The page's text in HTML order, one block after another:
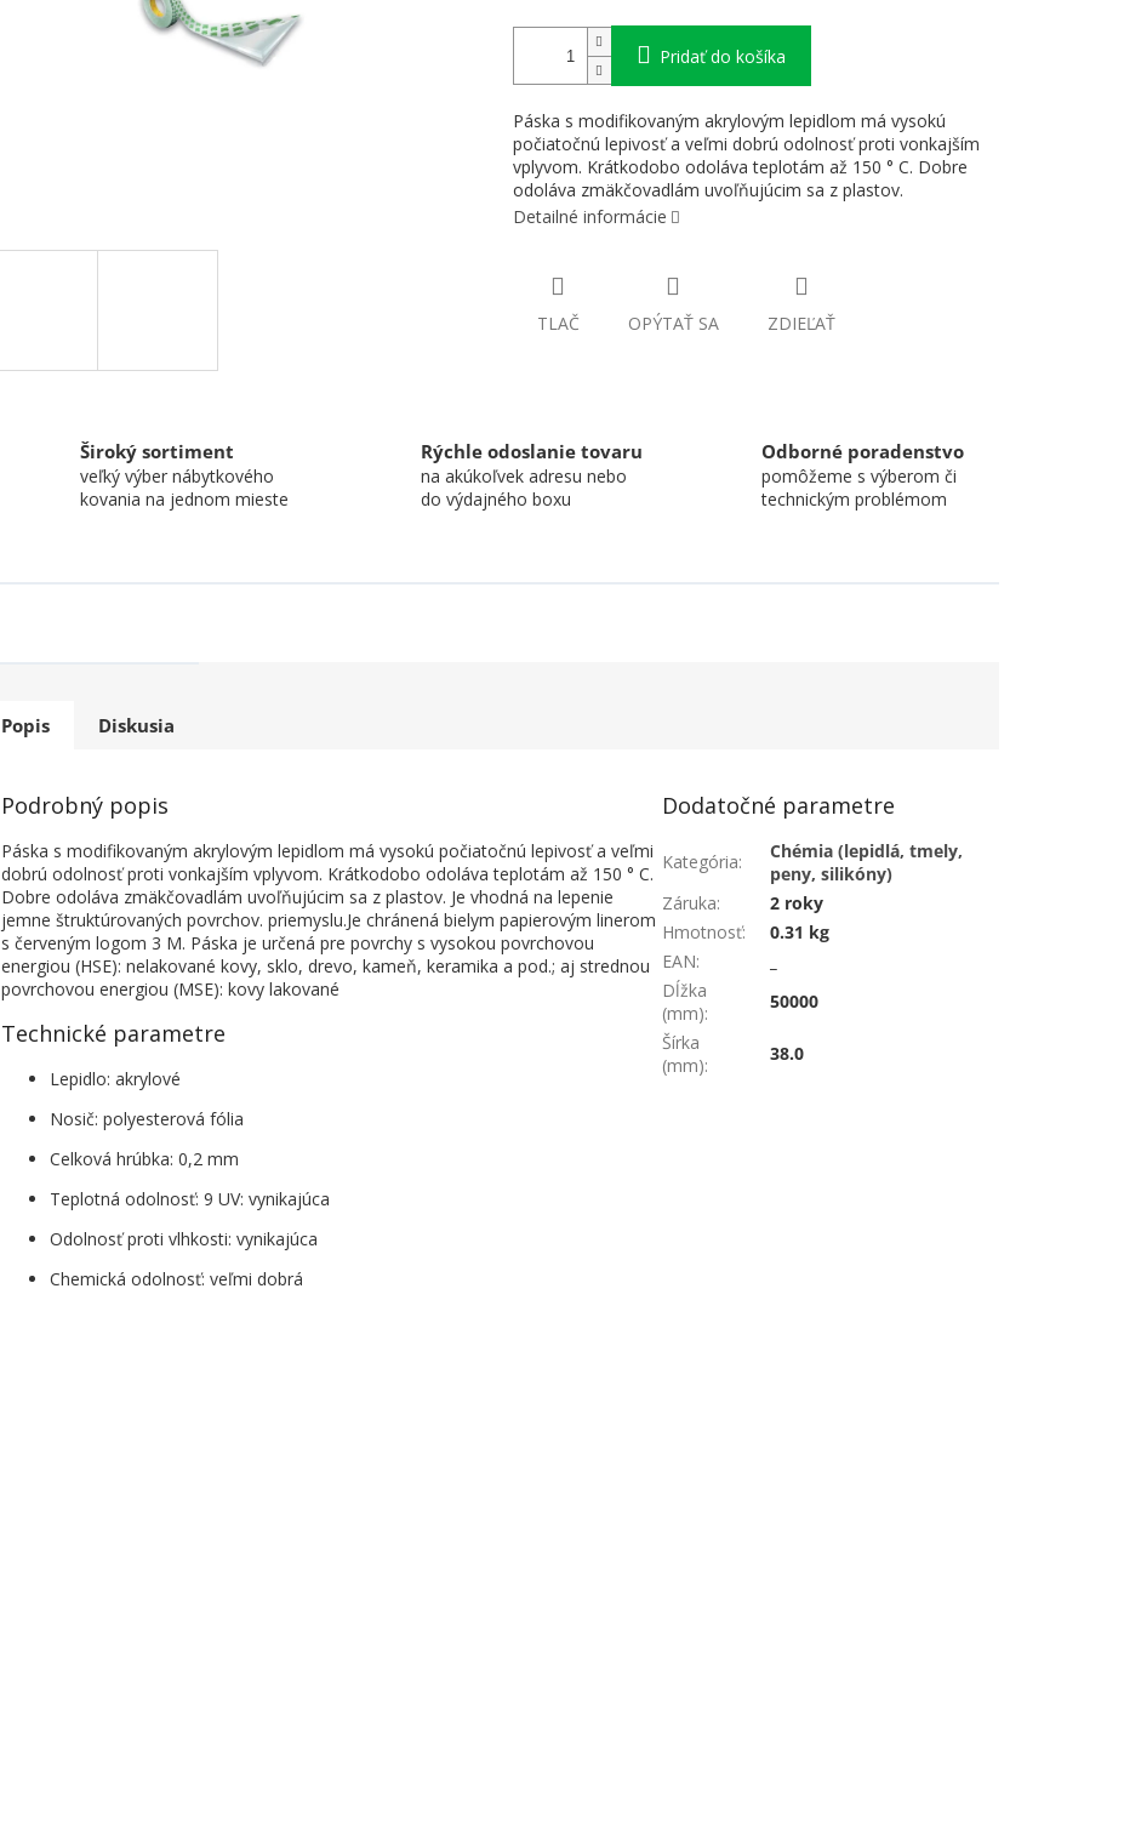
Pridať do košíka
Páska s modifikovaným akrylovým lepidlom má vysokú
počiatočnú lepivosť a veľmi dobrú odolnosť proti vonkajším
vplyvom. Krátkodobo odoláva teplotám až 150 ° C. Dobre
odoláva zmäkčovadlám uvoľňujúcim sa z plastov.
Detailné informácie
TLAČ OPÝTAŤ SA ZDIEĽAŤ
Široký sortiment
veľký výber nábytkového
kovania na jednom mieste
Rýchle odoslanie tovaru
na akúkoľvek adresu nebo
do výdajného boxu
Odborné poradenstvo
pomôžeme s výberom či
technickým problémom
Popis Diskusia
Podrobný popis
Páska s modifikovaným akrylovým lepidlom má vysokú počiatočnú lepivosť a veľmi
dobrú odolnosť proti vonkajším vplyvom. Krátkodobo odoláva teplotám až 150 ° C.
Dobre odoláva zmäkčovadlám uvoľňujúcim sa z plastov. Je vhodná na lepenie
jemne štruktúrovaných povrchov. priemyslu.Je chránená bielym papierovým linerom
s červeným logom 3 M. Páska je určená pre povrchy s vysokou povrchovou
energiou (HSE): nelakované kovy, sklo, drevo, kameň, keramika a pod.; aj strednou
povrchovou energiou (MSE): kovy lakované
Technické parametre
Lepidlo: akrylové
Nosič: polyesterová fólia
Celková hrúbka: 0,2 mm
Teplotná odolnosť: 9 UV: vynikajúca
Odolnosť proti vlhkosti: vynikajúca
Chemická odolnosť: veľmi dobrá
Dodatočné parametre
Kategória:
Chémia (lepidlá, tmely,
peny, silikóny)
Záruka:
2 roky
Hmotnosť:
0.31 kg
EAN:
Dĺžka
(mm):
50000
Šírka
(mm):
38.0